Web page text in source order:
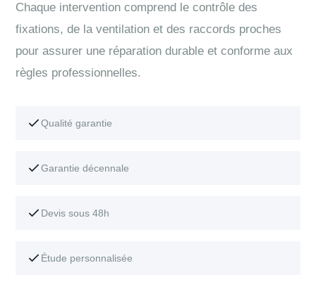
Chaque intervention comprend le contrôle des
fixations, de la ventilation et des raccords proches
pour assurer une réparation durable et conforme aux
règles professionnelles.
Qualité garantie
Garantie décennale
Devis sous 48h
Étude personnalisée